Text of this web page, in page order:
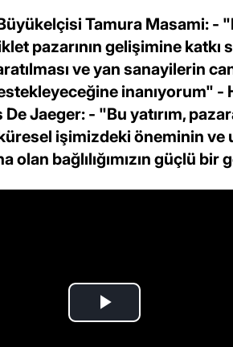
Tamura Masami: -
pazarının gelişimine katkı
ve yan sanayilerin
inanıyorum" -
De Jaeger: - "Bu yatırım,
işimizdeki öneminin ve
olan bağlılığımızın güçlü bir